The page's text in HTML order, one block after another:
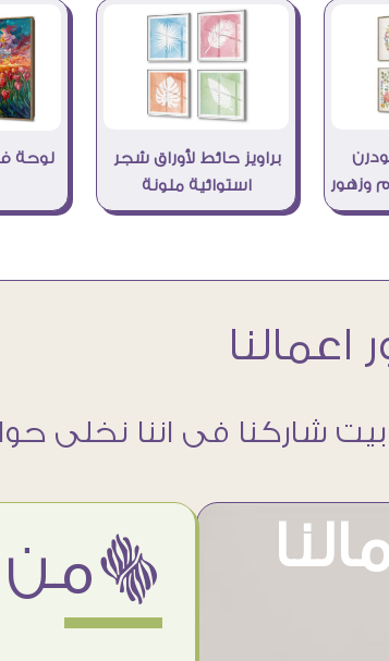
وزهور
براويز حائط لأوراق شجر
استوائية ملونة
لوحة
اعمالنا
ëمن اراء عملائنا